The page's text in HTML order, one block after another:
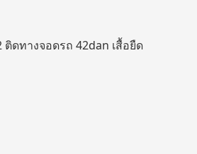
ติดทางจอดรถ 42dan เสื้อยืด